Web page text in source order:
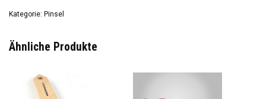
Kategorie: Pinsel
Ähnliche Produkte